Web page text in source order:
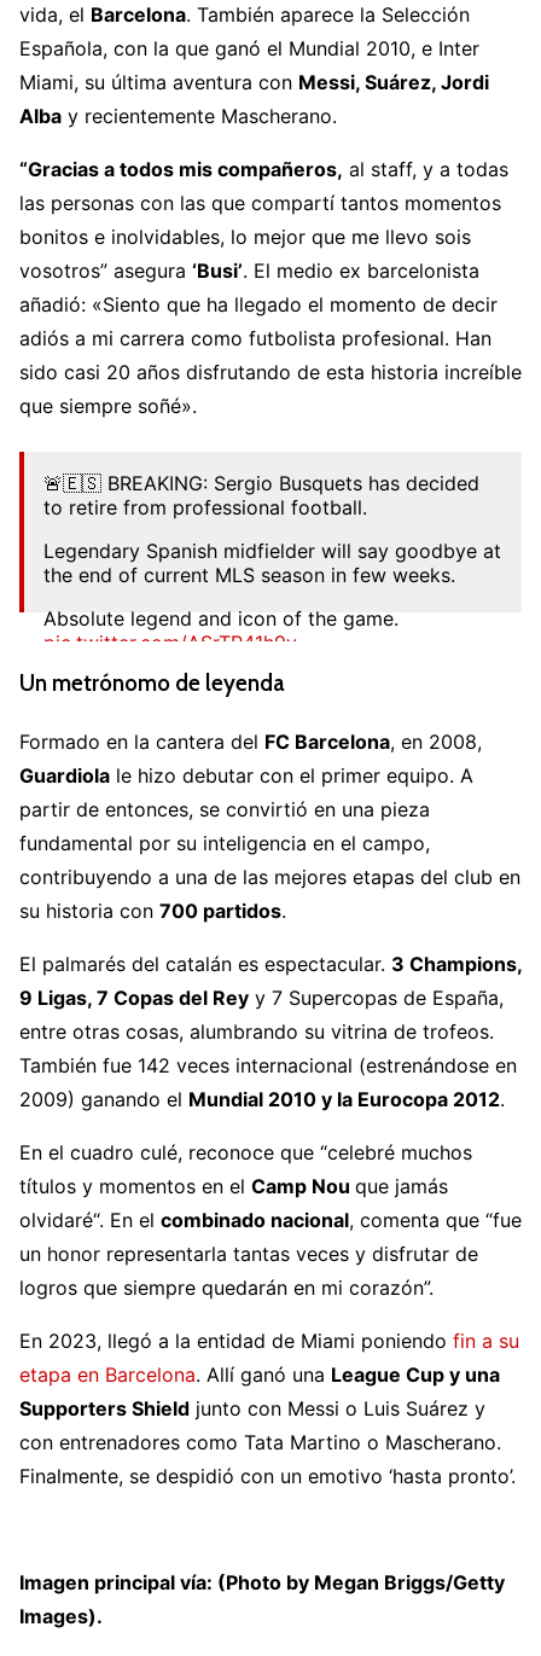
vida, el Barcelona. También aparece la Selección
Española, con la que ganó el Mundial 2010, e Inter
Miami, su última aventura con Messi, Suárez, Jordi
Alba y recientemente Mascherano.
“Gracias a todos mis compañeros, al staff, y a todas
las personas con las que compartí tantos momentos
bonitos e inolvidables, lo mejor que me llevo sois
vosotros” asegura ‘Busi’. El medio ex barcelonista
añadió: «Siento que ha llegado el momento de decir
adiós a mi carrera como futbolista profesional. Han
sido casi 20 años disfrutando de esta historia increíble
que siempre soñé».
🚨🇪🇸 BREAKING: Sergio Busquets has decided
to retire from professional football.
Legendary Spanish midfielder will say goodbye at
the end of current MLS season in few weeks.
Absolute legend and icon of the game.
pic.twitter.com/ASrTP41h9v
— Fabrizio Romano (@FabrizioRomano)
Un metrónomo de leyenda
Formado en la cantera del FC Barcelona, en 2008,
Guardiola le hizo debutar con el primer equipo. A
partir de entonces, se convirtió en una pieza
fundamental por su inteligencia en el campo,
contribuyendo a una de las mejores etapas del club en
su historia con 700 partidos.
El palmarés del catalán es espectacular. 3 Champions,
9 Ligas, 7 Copas del Rey y 7 Supercopas de España,
entre otras cosas, alumbrando su vitrina de trofeos.
También fue 142 veces internacional (estrenándose en
2009) ganando el Mundial 2010 y la Eurocopa 2012.
En el cuadro culé, reconoce que “celebré muchos
títulos y momentos en el Camp Nou que jamás
olvidaré“. En el combinado nacional, comenta que “fue
un honor representarla tantas veces y disfrutar de
logros que siempre quedarán en mi corazón”.
En 2023, llegó a la entidad de Miami poniendo fin a su
etapa en Barcelona. Allí ganó una League Cup y una
Supporters Shield junto con Messi o Luis Suárez y
con entrenadores como Tata Martino o Mascherano.
Finalmente, se despidió con un emotivo ‘hasta pronto’.
Imagen principal vía: (Photo by Megan Briggs/Getty
Images).